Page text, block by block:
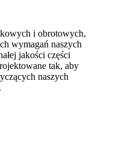
i obrotowych,
wymagań naszych
jakości części
tak, aby
naszych